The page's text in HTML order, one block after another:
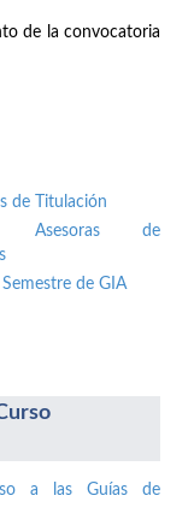
de la convocatoria
de Titulación
Asesoras de
de GIA
a las Guías de